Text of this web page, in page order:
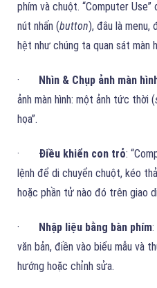
phím và chuột. “Computer
nút nhấn (button), đâu là menu,
hệt như chúng ta quan sát màn
· Nhìn & Chụp ảnh màn
ảnh màn hình: một ảnh tức thời (
họa”.
· Điều khiển con trỏ:
lệnh để di chuyển chuột, kéo
hoặc phần tử nào đó trên giao
· Nhập liệu bằng bàn phím:
văn bản, điền vào biểu mẫu và
hướng hoặc chỉnh sửa.